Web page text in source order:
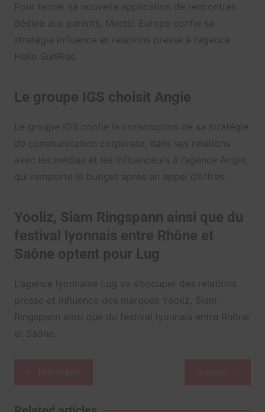
Pour lancer sa nouvelle application de rencontres
dédiée aux parents, Meetic Europe confie sa
stratégie influence et relations presse à l’agence
Hello SunRise.
Le groupe IGS choisit Angie
Le groupe IGS confie la construction de sa stratégie
de communication corporate, dans ses relations
avec les médias et les influenceurs à l’agence Angie,
qui remporte le budget après un appel d’offres.
Yooliz, Siam Ringspann ainsi que du
festival lyonnais entre Rhône et
Saône optent pour Lug
L’agence lyonnaise Lug va s’occuper des relations
presse et influence des marques Yooliz, Siam
Ringspann ainsi que du festival lyonnais entre Rhône
et Saône.
l’article